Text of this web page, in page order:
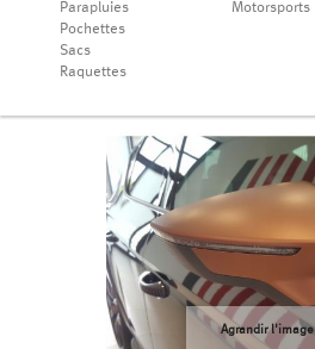
Parapluies
Pochettes
Sacs
Raquettes
Motorsports
Agrandir l'image